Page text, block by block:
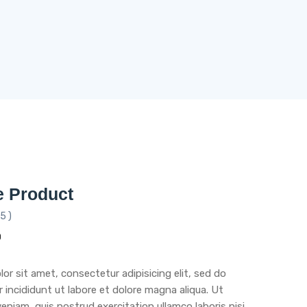
Product
)
$16.00.
sit amet, consectetur adipisicing elit, sed do
incididunt ut labore et dolore magna aliqua. Ut